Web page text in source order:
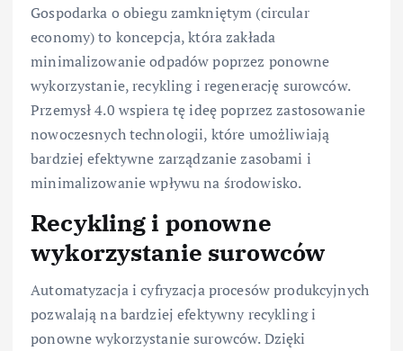
Gospodarka o obiegu zamkniętym (circular
economy) to koncepcja, która zakłada
minimalizowanie odpadów poprzez ponowne
wykorzystanie, recykling i regenerację surowców.
Przemysł 4.0 wspiera tę ideę poprzez zastosowanie
nowoczesnych technologii, które umożliwiają
bardziej efektywne zarządzanie zasobami i
minimalizowanie wpływu na środowisko.
Recykling i ponowne
wykorzystanie surowców
Automatyzacja i cyfryzacja procesów produkcyjnych
pozwalają na bardziej efektywny recykling i
ponowne wykorzystanie surowców. Dzięki